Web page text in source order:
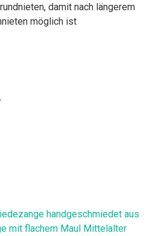
damit nach längerem
möglich ist
handgeschmiedet aus
mit flachem Maul Mittelalter